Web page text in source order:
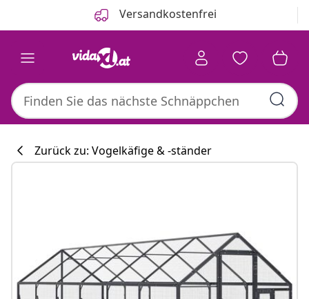
Versandkostenfrei
#sharemevidaxl
Zurück zu: Vogelkäfige & -ständer